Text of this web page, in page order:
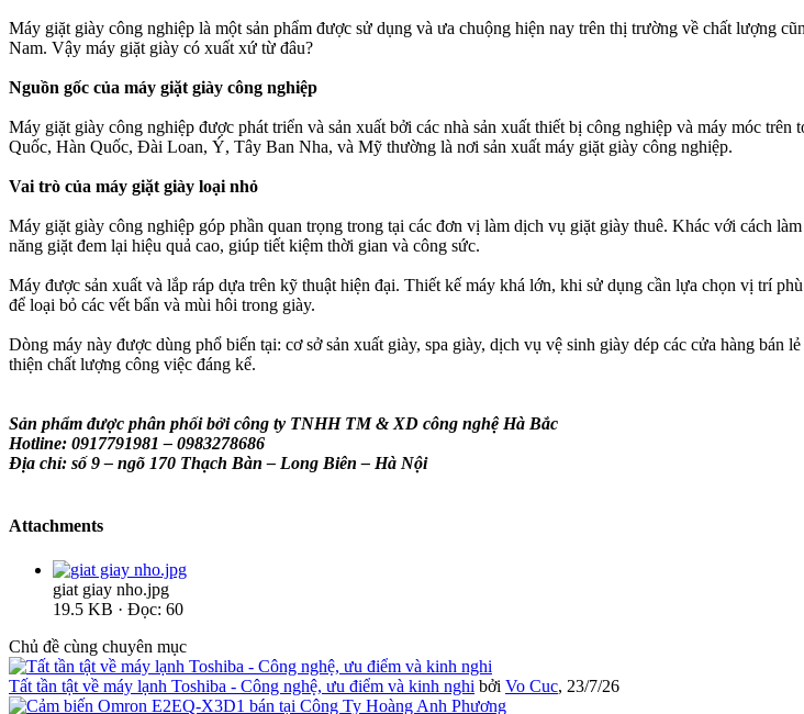
Máy giặt giày công nghiệp là một sản phẩm được sử dụng và ưa chuộng hiện nay trên thị trường về chất lượng
Nam. Vậy máy giặt giày có xuất xứ từ đâu?
Nguồn gốc của máy giặt giày công nghiệp
Máy giặt giày công nghiệp được phát triển và sản xuất bởi các nhà sản xuất thiết bị công nghiệp và máy móc
Quốc, Hàn Quốc, Đài Loan, Ý, Tây Ban Nha, và Mỹ thường là nơi sản xuất máy giặt giày công nghiệp.
Vai trò của máy giặt giày loại nhỏ
Máy giặt giày công nghiệp góp phần quan trọng trong tại các đơn vị làm dịch vụ giặt giày thuê. Khác với cách
năng giặt đem lại hiệu quả cao, giúp tiết kiệm thời gian và công sức.
Máy được sản xuất và lắp ráp dựa trên kỹ thuật hiện đại. Thiết kế máy khá lớn, khi sử dụng cần lựa chọn vị trí
để loại bỏ các vết bẩn và mùi hôi trong giày.
Dòng máy này được dùng phổ biến tại: cơ sở sản xuất giày, spa giày, dịch vụ vệ sinh giày dép các cửa hàng
thiện chất lượng công việc đáng kể.
Sản phẩm được phân phối bởi công ty TNHH TM & XD công nghệ Hà Bắc
Hotline: 0917791981 – 0983278686
Địa chỉ: số 9 – ngõ 170 Thạch Bàn – Long Biên – Hà Nội
Attachments
giat giay nho.jpg
19.5 KB · Đọc: 60
Chủ đề cùng chuyên mục
Tất tần tật về máy lạnh Toshiba - Công nghệ, ưu điểm và kinh nghi bởi Vo Cuc, 23/7/26